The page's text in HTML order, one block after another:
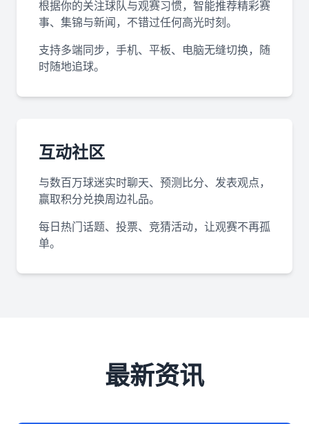
根据你的关注球队与观赛习惯，智能推荐精彩赛
事、集锦与新闻，不错过任何高光时刻。
支持多端同步，手机、平板、电脑无缝切换，随
时随地追球。
互动社区
与数百万球迷实时聊天、预测比分、发表观点，
赢取积分兑换周边礼品。
每日热门话题、投票、竞猜活动，让观赛不再孤
单。
最新资讯